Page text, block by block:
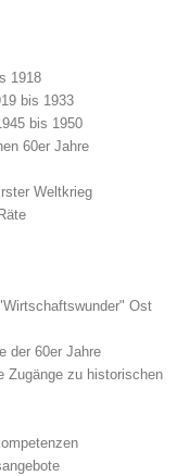
1918
bis 1933
bis 1950
60er Jahre
Weltkrieg
Ost
der 60er Jahre
Zugänge zu historischen